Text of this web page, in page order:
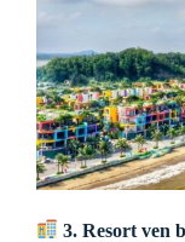
3. Resort ven